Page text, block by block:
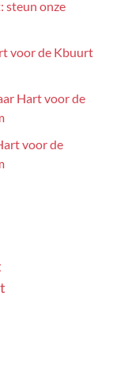
steun onze
voor de Kbuurt
Hart voor de
voor de